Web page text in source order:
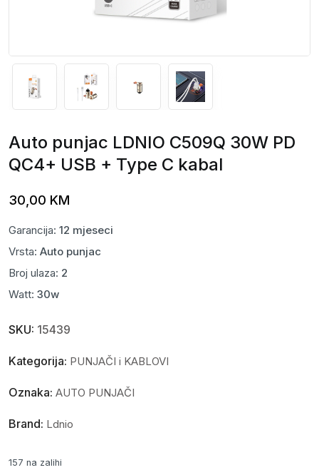
Auto punjac LDNIO C509Q 30W PD
QC4+ USB + Type C kabal
30,00 KM
Garancija: 12 mjeseci
Vrsta: Auto punjac
Broj ulaza: 2
Watt: 30w
SKU: 15439
Kategorija: PUNJAČI i KABLOVI
Oznaka: AUTO PUNJAČI
Brand: Ldnio
157 na zalihi